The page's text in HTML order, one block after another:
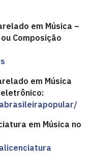
em Música –
Composição
em Música
em Música no